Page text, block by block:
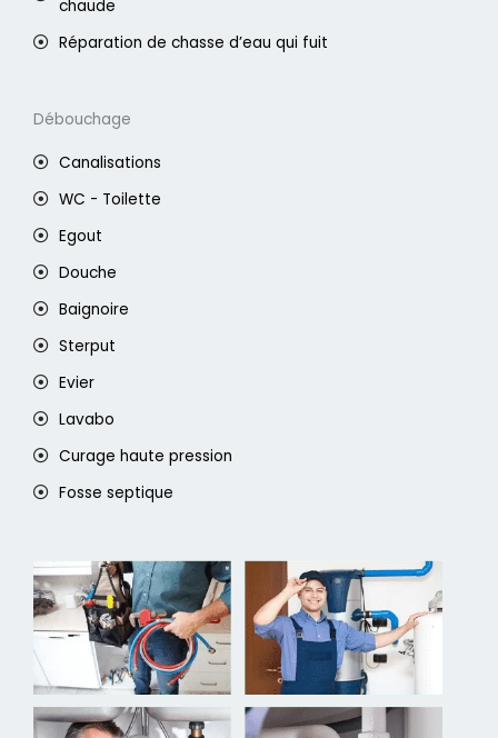
chaude
Réparation de chasse d’eau qui fuit
Débouchage
Canalisations
WC - Toilette
Egout
Douche
Baignoire
Sterput
Evier
Lavabo
Curage haute pression
Fosse septique